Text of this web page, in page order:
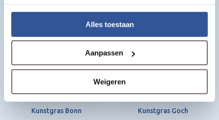
Alles toestaan
Aanpassen
Weigeren
Kunstgras Bonn Kunstgras Goch